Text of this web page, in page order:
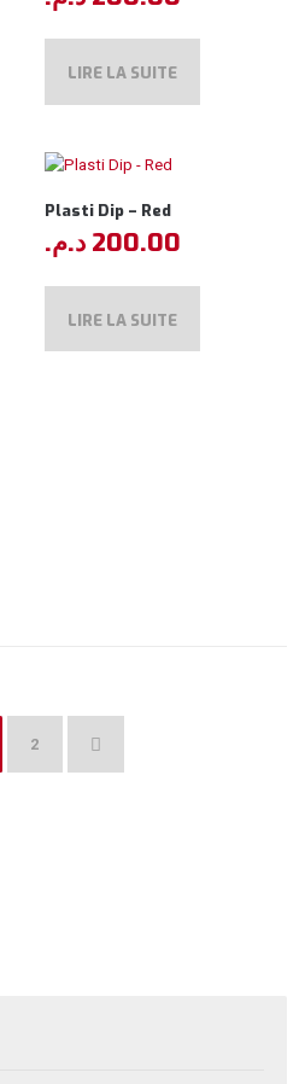
LIRE LA SUITE
Plasti Dip – Red
200.00 د.م.
LIRE LA SUITE
2 →